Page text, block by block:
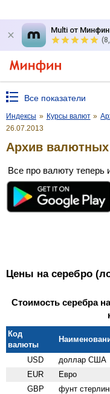
Multi от Минфин
Все показатели
Индексы » Курсы валют »
26.07.2013
Архив валютных
Все про валюту
Цены на серебро
Стоимость серебра
Код
валюты
USD доллар США
EUR Евро
GBP фунт